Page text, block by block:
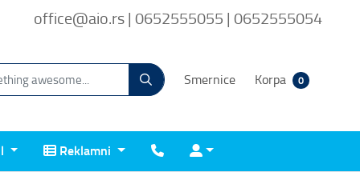
office@aio.rs | 0652555055 | 0652555054
Smernice Korpa 0
Reklamni
Reklamni KontaktPrijava